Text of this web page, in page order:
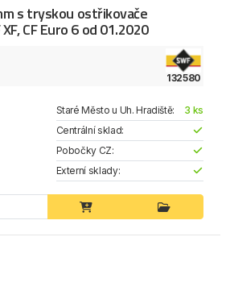
s tryskou ostřikovače
CF Euro 6 od 01.2020
132580
Staré Město u Uh. Hradiště:
3 ks
Centrální sklad:
Pobočky CZ:
Externí sklady: